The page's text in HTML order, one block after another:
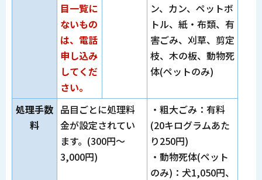
目一覧に
ないもの
は、電話
申し込み
してくだ
さい。
ン、カン、ペットボ
トル、紙・布類、有
害ごみ、刈草、剪定
枝、木の板、動物死
体(ペットのみ)
処理手数
料
品目ごとに処理料
金が設定されてい
ます。(300円～
3,000円)
・粗大ごみ：有料
(20キログラムあた
り250円)
・動物死体(ペット
のみ)：犬1,050円、